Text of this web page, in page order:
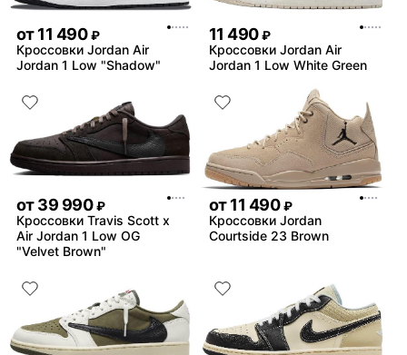
от11 490 ₽
Кроссовки Jordan Air
Jordan 1 Low "Shadow"
11 490 ₽
Кроссовки Jordan Air
Jordan 1 Low White Green
от39 990 ₽
Кроссовки Travis Scott x
Air Jordan 1 Low OG
"Velvet Brown"
от11 490 ₽
Кроссовки Jordan
Courtside 23 Brown